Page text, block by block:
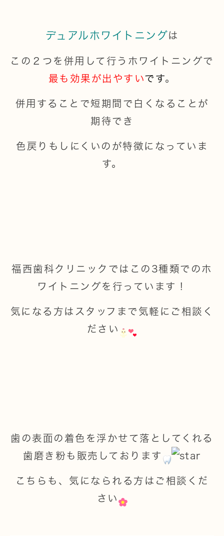
デュアルホワイトニングは
この２つを併用して行うホワイトニングで
最も効果が出やすいです。
併用することで短期間で白くなることが
期待でき
色戻りもしにくいのが特徴になっていま
す。
福西歯科クリニックではこの3種類でのホ
ワイトニングを行っています！
気になる方はスタッフまで気軽にご相談く
ださい
歯の表面の着色を浮かせて落としてくれる
歯磨き粉も販売しております
こちらも、気になられる方はご相談くだ
さい